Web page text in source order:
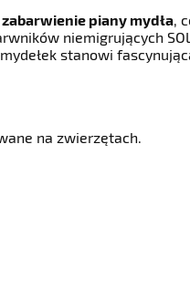
piany mydła ,
niemigrujących
stanowi
na zwierzętach.